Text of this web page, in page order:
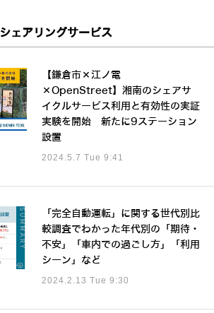
シェアリングサービス
【鎌倉市×江ノ電
×OpenStreet】湘南のシェアサ
イクルサービス利用と有効性の実証
実験を開始 新たに9ステーション
設置
2024.5.7 Tue 9:41
「完全自動運転」に関する世代別比
較調査でわかった年代別の「期待・
不安」「車内での過ごし方」「利用
シーン」など
2024.2.13 Tue 9:30